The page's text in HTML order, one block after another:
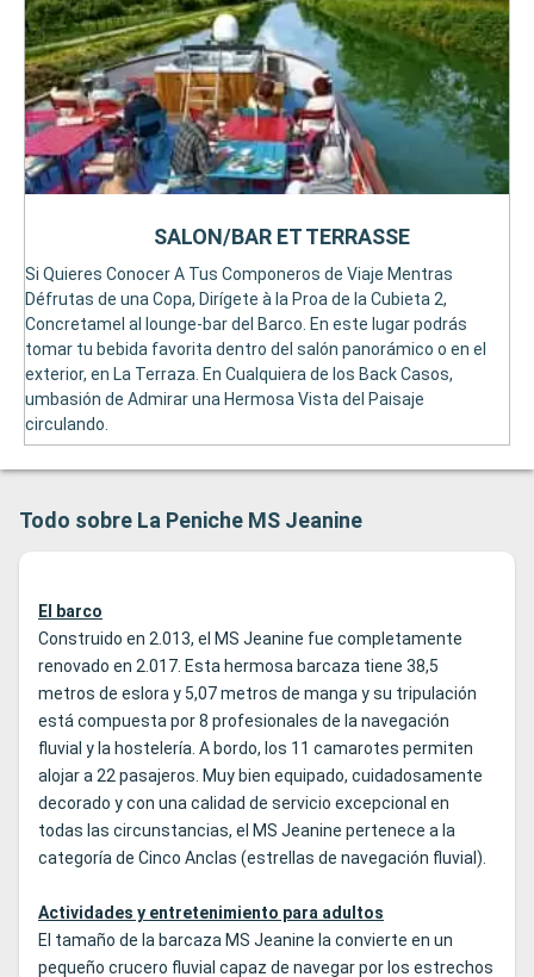
Si Quieres Conocer A Tus Componeros de Viaje Mentras
Défrutas de una Copa, Dirígete à la Proa de la Cubieta 2,
Concretamel al lounge-bar del Barco. En este lugar podrás
tomar tu bebida favorita dentro del salón panorámico o en el
exterior, en La Terraza. En Cualquiera de los Back Casos,
umbasión de Admirar una Hermosa Vista del Paisaje
circulando.
SALON/BAR ET TERRASSE
Todo sobre La Peniche MS Jeanine
El barco
Construido en 2.013, el MS Jeanine fue completamente
renovado en 2.017. Esta hermosa barcaza tiene 38,5
metros de eslora y 5,07 metros de manga y su tripulación
está compuesta por 8 profesionales de la navegación
fluvial y la hostelería. A bordo, los 11 camarotes permiten
alojar a 22 pasajeros. Muy bien equipado, cuidadosamente
decorado y con una calidad de servicio excepcional en
todas las circunstancias, el MS Jeanine pertenece a la
categoría de Cinco Anclas (estrellas de navegación fluvial).
Actividades y entretenimiento para adultos
El tamaño de la barcaza MS Jeanine la convierte en un
pequeño crucero fluvial capaz de navegar por los estrechos